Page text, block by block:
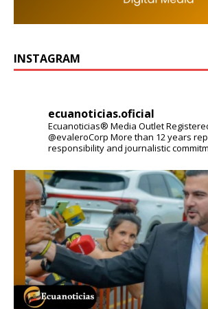
INSTAGRAM
ecuanoticias.oficial
Ecuanoticias® Media Outlet
@evaleroCorp More than 12 years
responsibility and journalistic